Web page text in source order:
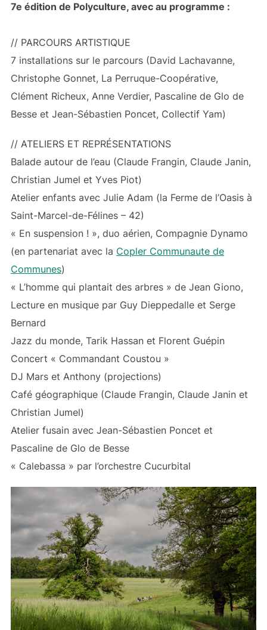
7e édition de Polyculture, avec au programme :
// PARCOURS ARTISTIQUE
7 installations sur le parcours (David Lachavanne,
Christophe Gonnet, La Perruque-Coopérative,
Clément Richeux, Anne Verdier, Pascaline de Glo de
Besse et Jean-Sébastien Poncet, Collectif Yam)
// ATELIERS ET REPRÉSENTATIONS
Balade autour de l’eau (Claude Frangin, Claude Janin,
Christian Jumel et Yves Piot)
Atelier enfants avec Julie Adam (la Ferme de l’Oasis à
Saint-Marcel-de-Félines – 42)
« En suspension ! », duo aérien, Compagnie Dynamo
(en partenariat avec la Copler Communaute de
Communes)
« L’homme qui plantait des arbres » de Jean Giono,
Lecture en musique par Guy Dieppedalle et Serge
Bernard
Jazz du monde, Tarik Hassan et Florent Guépin
Concert « Commandant Coustou »
DJ Mars et Anthony (projections)
Café géographique (Claude Frangin, Claude Janin et
Christian Jumel)
Atelier fusain avec Jean-Sébastien Poncet et
Pascaline de Glo de Besse
« Calebassa » par l’orchestre Cucurbital